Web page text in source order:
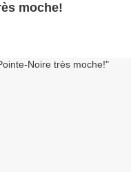
moche!